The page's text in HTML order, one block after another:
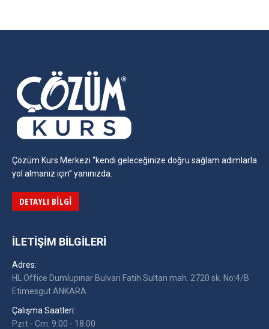
Çözüm Kurs Merkezi “kendi geleceğinize doğru sağlam adımlarla
yol almanız için” yanınızda.
DETAYLI BILGI
İLETIŞIM BILGILERI
Adres:
HL Office Dumlupınar Bulvarı Fatih Sultan mah. 2720 sk. No:4/B
Etimesgut ANKARA
Çalışma Saatleri:
Pzrt - Cm: 9:00 - 18:00